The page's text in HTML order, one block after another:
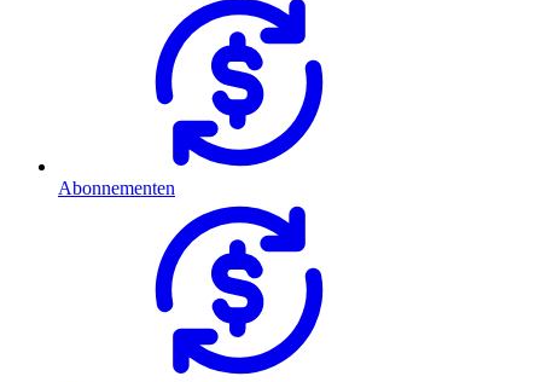
Abonnementen